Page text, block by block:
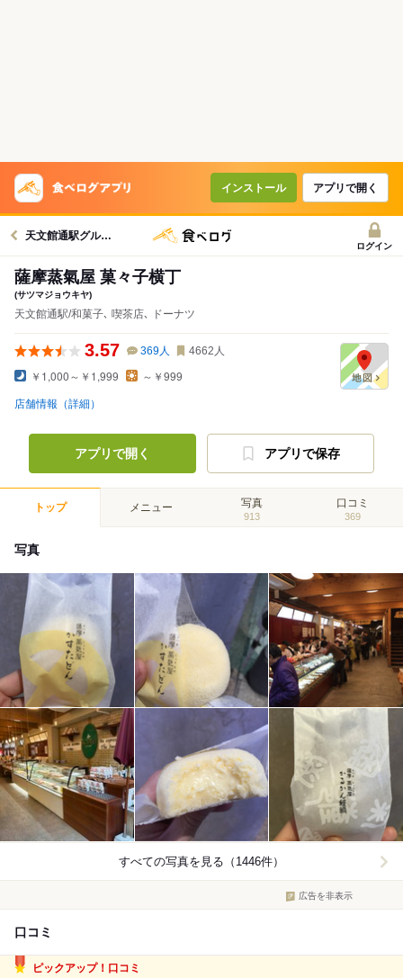
インストール アプリで開く
天文館通駅グルメへ
ログイン
薩摩蒸氣屋 菓々子横丁
(サツマジョウキヤ)
天文館通駅/和菓子､ 喫茶店､ ドーナツ
3.57 369人 4662 人
￥1,000～￥1,999 ～￥999
店舗情報（詳細）
アプリで開く アプリで保存
トップ メニュー 写真
913
口コミ
369
写真
すべての写真を見る（1446件）
広告を非表示
口コミ
ピックアップ！口コミ